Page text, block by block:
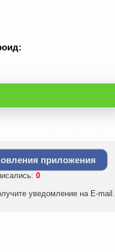
приложения
0
уведомление на E-mail.